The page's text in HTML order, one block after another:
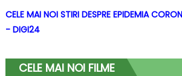
CELE MAI NOI STIRI DESPRE EPIDEMIA
- DIGI24
CELE MAI NOI FILME